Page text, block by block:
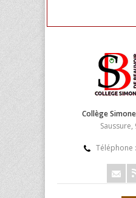
Collège
Téléphone :